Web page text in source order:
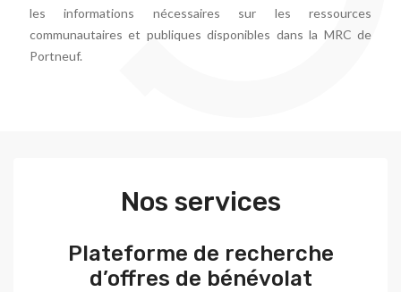
les informations nécessaires sur les ressources
communautaires et publiques disponibles dans la MRC de
Portneuf.
Nos services
Plateforme de recherche
d’offres de bénévolat